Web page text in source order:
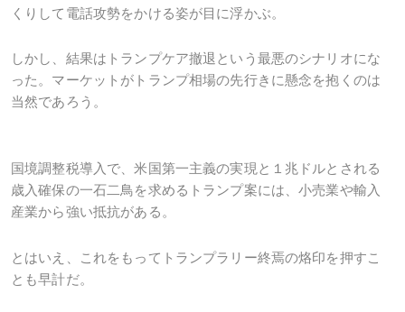
くりして電話攻勢をかける姿が目に浮かぶ。
しかし、結果はトランプケア撤退という最悪のシナリオにな
った。マーケットがトランプ相場の先行きに懸念を抱くのは
当然であろう。
国境調整税導入で、米国第一主義の実現と１兆ドルとされる
歳入確保の一石二鳥を求めるトランプ案には、小売業や輸入
産業から強い抵抗がある。
とはいえ、これをもってトランプラリー終焉の烙印を押すこ
とも早計だ。